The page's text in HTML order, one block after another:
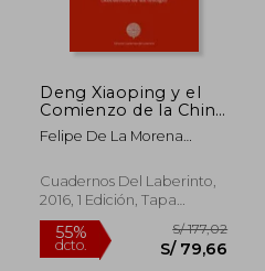
20% S/
Rápido
Deng Xiaoping y el
Comienzo de la China
Actual
Felipe De La Morena
Cuadernos Del Laberinto,
2016, 1 Edición, Tapa
Blanda, Nuevo